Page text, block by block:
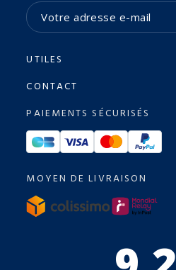
UTILES
CONTACT
PAIEMENTS SÉCURISÉS
MOYEN DE LIVRAISON